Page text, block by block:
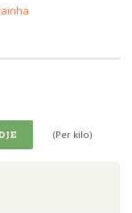
(Per kilo)